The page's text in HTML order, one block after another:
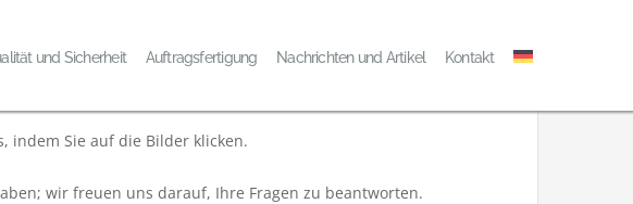
und Sicherheit Auftragsfertigung Nachrichten und Artikel Kontakt
FÜR DIGITERM-PRODUKTE
indem Sie auf die Bilder klicken.
wir freuen uns darauf, Ihre Fragen zu beantworten.